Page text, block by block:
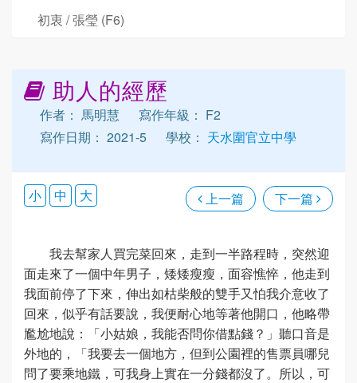
初衷 / 張瑩 (F6)
助人的經歷
作者： 馬明慧
寫作年級： F2
寫作日期： 2021-5
學校： 天水圍官立中學
上一篇 下一篇
小 中 大
我去幫家人買完菜回來，走到一半路程時，突然迎
面走來了一個中年男子，矮矮瘦瘦，面容憔悴，他走到
我面前停了下來，伸出如枯柴般的雙手又怕我介意收了
回來，似乎有話要說，我便耐心地等著他開口，他略帶
尷尬地說：「小姑娘，我能否問你借點錢？」聽口音是
外地的，「我要去一個地方，但到公園裡的售票員哪兒
問了要乘地鐵，可我身上實在一分錢都沒了。所以，可